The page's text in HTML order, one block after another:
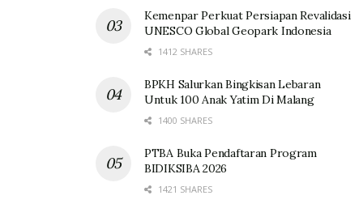
Kemenpar Perkuat Persiapan Revalidasi
UNESCO Global Geopark Indonesia
1412 SHARES
BPKH Salurkan Bingkisan Lebaran
Untuk 100 Anak Yatim Di Malang
1400 SHARES
PTBA Buka Pendaftaran Program
BIDIKSIBA 2026
1421 SHARES